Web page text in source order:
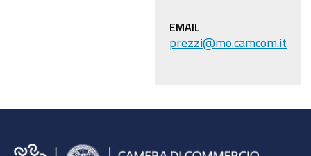
EMAIL
prezzi@mo.camcom.it